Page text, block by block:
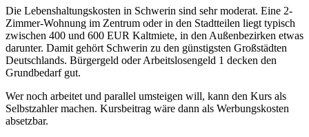
Die Lebenshaltungskosten in Schwerin sind sehr moderat. Eine 2-
Zimmer-Wohnung im Zentrum oder in den Stadtteilen liegt typisch
zwischen 400 und 600 EUR Kaltmiete, in den Außenbezirken etwas
darunter. Damit gehört Schwerin zu den günstigsten Großstädten
Deutschlands. Bürgergeld oder Arbeitslosengeld 1 decken den
Grundbedarf gut.
Wer noch arbeitet und parallel umsteigen will, kann den Kurs als
Selbstzahler machen. Kursbeitrag wäre dann als Werbungskosten
absetzbar.